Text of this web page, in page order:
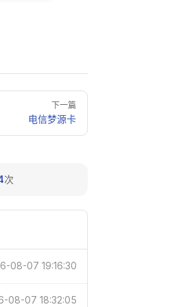
下一篇
电信梦源卡
次
08-07 19:16:30
08-07 18:32:05